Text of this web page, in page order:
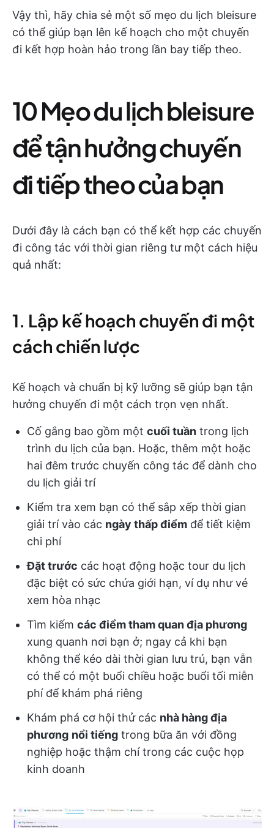
Vậy thì, hãy chia sẻ một số mẹo du lịch bleisure
có thể giúp bạn lên kế hoạch cho một chuyến
đi kết hợp hoàn hảo trong lần bay tiếp theo.
10 Mẹo du lịch bleisure
để tận hưởng chuyến
đi tiếp theo của bạn
Dưới đây là cách bạn có thể kết hợp các chuyến
đi công tác với thời gian riêng tư một cách hiệu
quả nhất:
1. Lập kế hoạch chuyến đi một
cách chiến lược
Kế hoạch và chuẩn bị kỹ lưỡng sẽ giúp bạn tận
hưởng chuyến đi một cách trọn vẹn nhất.
Cố gắng bao gồm một cuối tuần trong lịch
trình du lịch của bạn. Hoặc, thêm một hoặc
hai đêm trước chuyến công tác để dành cho
du lịch giải trí
Kiểm tra xem bạn có thể sắp xếp thời gian
giải trí vào các ngày thấp điểm để tiết kiệm
chi phí
Đặt trước các hoạt động hoặc tour du lịch
đặc biệt có sức chứa giới hạn, ví dụ như vé
xem hòa nhạc
Tìm kiếm các điểm tham quan địa phương
xung quanh nơi bạn ở; ngay cả khi bạn
không thể kéo dài thời gian lưu trú, bạn vẫn
có thể có một buổi chiều hoặc buổi tối miễn
phí để khám phá riêng
Khám phá cơ hội thử các nhà hàng địa
phương nổi tiếng trong bữa ăn với đồng
nghiệp hoặc thậm chí trong các cuộc họp
kinh doanh